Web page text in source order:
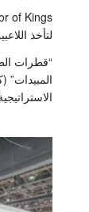
لتأخذ
“قطرات
المبيدات”